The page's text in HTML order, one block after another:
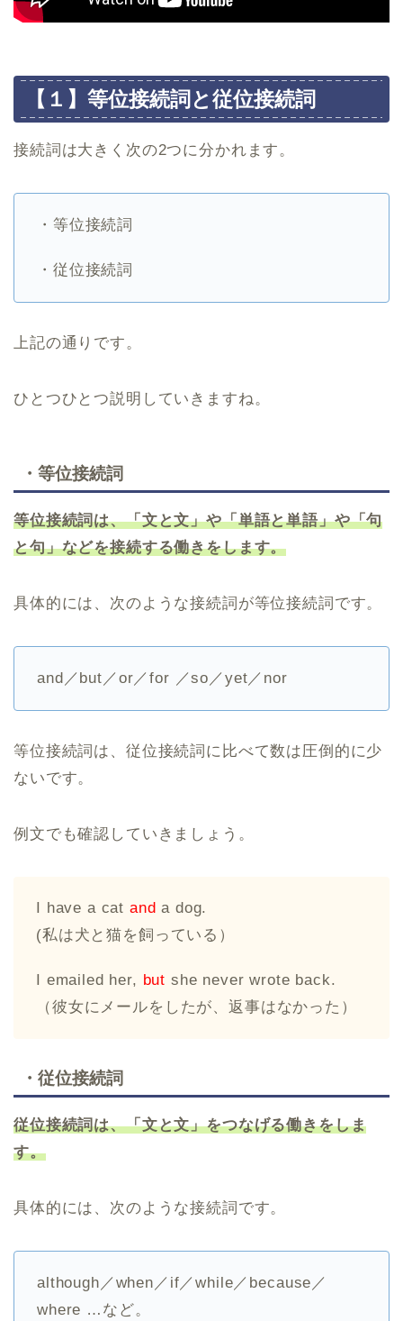
【１】等位接続詞と従位接続詞
接続詞は大きく次の2つに分かれます。
・等位接続詞
・従位接続詞
上記の通りです。
ひとつひとつ説明していきますね。
・等位接続詞
等位接続詞は、「文と文」や「単語と単語」や「句
と句」などを接続する働きをします。
具体的には、次のような接続詞が等位接続詞です。
and／but／or／for ／so／yet／nor
等位接続詞は、従位接続詞に比べて数は圧倒的に少
ないです。
例文でも確認していきましょう。
I have a cat and a dog.
(私は犬と猫を飼っている）
I emailed her, but she never wrote back.
（彼女にメールをしたが、返事はなかった）
・従位接続詞
従位接続詞は、「文と文」をつなげる働きをしま
す。
具体的には、次のような接続詞です。
although／when／if／while／because／
where …など。